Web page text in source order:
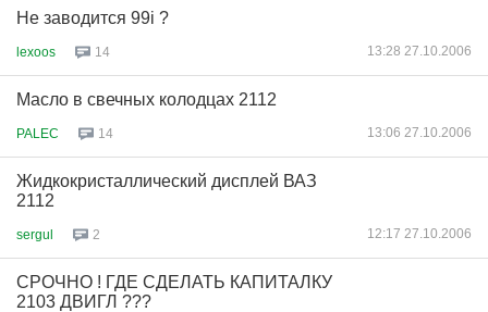
Не заводится 99i ?
lexoos 14 13:28 27.10.2006
Масло в свечных колодцах 2112
PALEC 14 13:06 27.10.2006
Жидкокристаллический дисплей ВАЗ
2112
sergul 2 12:17 27.10.2006
СРОЧНО ! ГДЕ СДЕЛАТЬ КАПИТАЛКУ
2103 ДВИГЛ ???